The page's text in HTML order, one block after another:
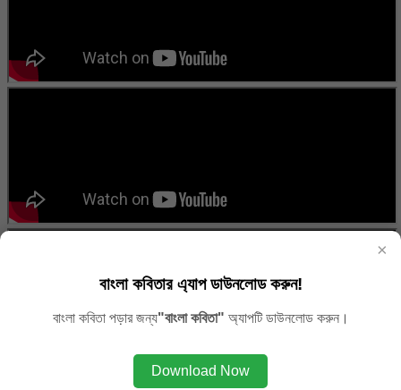
×
বাংলা কবিতার এ্যাপ ডাউনলোড করুন!
বাংলা কবিতা পড়ার জন্য"বাংলা কবিতা" অ্যাপটি ডাউনলোড করুন।
Download Now